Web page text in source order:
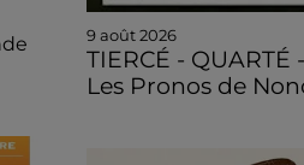
9 août 2026
TIERCÉ - QUARTÉ
Les Pronos de